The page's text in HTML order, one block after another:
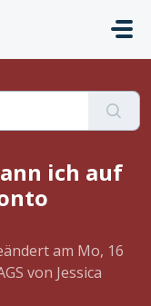
ich auf
am Mo, 16
von Jessica